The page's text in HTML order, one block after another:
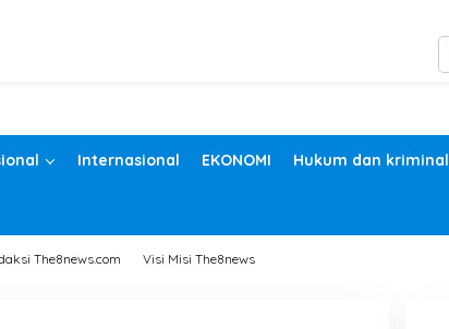
Internasional EKONOMI Hukum dan kriminal
The8news.com Visi Misi The8news